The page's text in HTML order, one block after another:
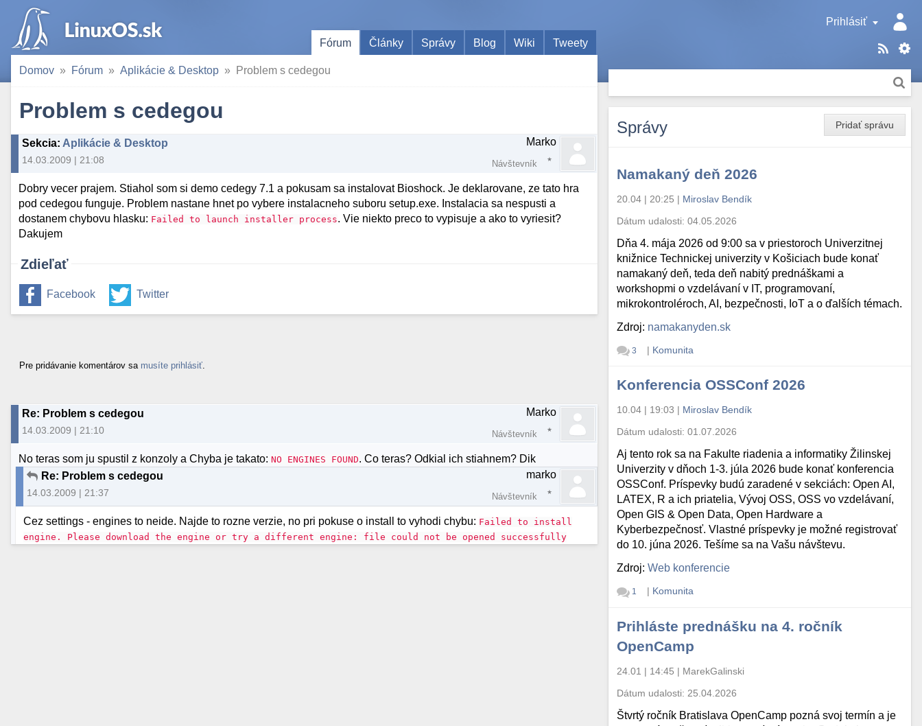
Prihlásiť
Fórum
Články Správy Blog Wiki Tweety
Domov Fórum Aplikácie & Desktop Problem s cedegou
Problem s cedegou
Sekcia: Aplikácie & Desktop
14.03.2009 | 21:08
Marko
Návštevník
Dobry vecer prajem. Stiahol som si demo cedegy 7.1 a pokusam sa instalovat Bioshock. Je deklarovane, ze tato hra
pod cedegou funguje. Problem nastane hnet po vybere instalacneho suboru setup.exe. Instalacia sa nespusti a
dostanem chybovu hlasku: Failed to launch installer process. Vie niekto preco to vypisuje a ako to vyriesit?
Dakujem
Zdieľať
Facebook Twitter
Pre pridávanie komentárov sa musíte prihlásiť
Re: Problem s cedegou
14.03.2009 | 21:10
Marko
Návštevník
No teras som ju spustil z konzoly a Chyba je takato:NO ENGINES FOUND. Co teras? Odkial ich stiahnem? Dik
Re: Problem s cedegou
14.03.2009 | 21:37
marko
Návštevník
Cez settings - engines to neide. Najde to rozne verzie, no pri pokuse o install to vyhodi chybu: Failed to install
engine. Please download the engine or try a different engine: file could not be opened successfully
Pridať správu
Správy
Namakaný deň 2026
20.04 | 20:25 | Miroslav Bendík
Dátum udalosti:04.05.2026
Dňa 4. mája 2026 od 9:00 sa v priestoroch Univerzitnej
knižnice Technickej univerzity v Košiciach bude konať
namakaný deň, teda deň nabitý prednáškami a
workshopmi o vzdelávaní v IT, programovaní,
mikrokontroléroch, AI, bezpečnosti, IoT a o ďalších témach.
Zdroj: namakanyden.sk
3 | Komunita
Konferencia OSSConf 2026
10.04 | 19:03 | Miroslav Bendík
Dátum udalosti:01.07.2026
Aj tento rok sa na Fakulte riadenia a informatiky Žilinskej
Univerzity v dňoch 1-3. júla 2026 bude konať konferencia
OSSConf. Príspevky budú zaradené v sekciách: Open AI,
LATEX, R a ich priatelia, Vývoj OSS, OSS vo vzdelávaní,
Open GIS & Open Data, Open Hardware a
Kyberbezpečnosť. Vlastné príspevky je možné registrovať
do 10. júna 2026. Tešíme sa na Vašu návštevu.
Zdroj:Web konferencie
1 | Komunita
Prihláste prednášku na 4. ročník
OpenCamp
24.01 | 14:45 | MarekGalinski
Dátum udalosti: 25.04.2026
Štvrtý ročník Bratislava OpenCamp pozná svoj termín a je